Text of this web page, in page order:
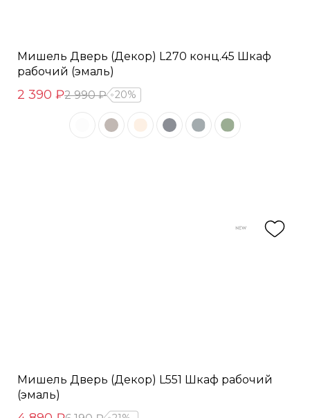
Мишель Дверь (Декор) L270 конц.45 Шкаф
рабочий (эмаль)
2 390 ₽2 990 ₽ 20%
Мишель Дверь (Декор) L551 Шкаф рабочий
(эмаль)